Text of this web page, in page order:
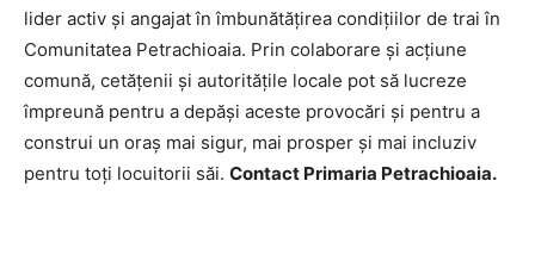
lider activ și angajat în îmbunătățirea condițiilor de trai în
Comunitatea Petrachioaia. Prin colaborare și acțiune
comună, cetățenii și autoritățile locale pot să lucreze
împreună pentru a depăși aceste provocări și pentru a
construi un oraș mai sigur, mai prosper și mai incluziv
pentru toți locuitorii săi. Contact Primaria Petrachioaia.